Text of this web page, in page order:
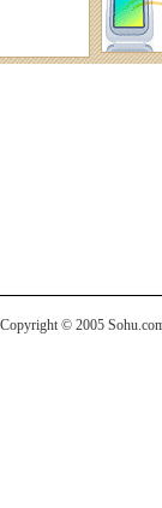
Copyright © 2005